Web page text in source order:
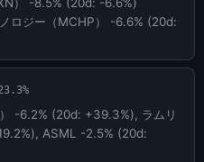
） -8.5% (20d: -6.6%)
ロジー（MCHP） -6.6% (20d:
-6.2% (20d: +39.3%), ラムリ
ASML -2.5% (20d: